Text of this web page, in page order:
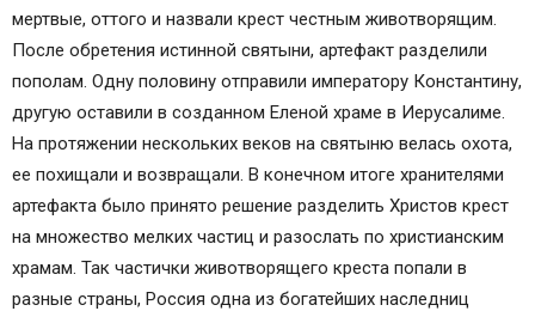
мертвые, оттого и назвали крест честным животворящим.
После обретения истинной святыни, артефакт разделили
пополам. Одну половину отправили императору Константину,
другую оставили в созданном Еленой храме в Иерусалиме.
На протяжении нескольких веков на святыню велась охота,
ее похищали и возвращали. В конечном итоге хранителями
артефакта было принято решение разделить Христов крест
на множество мелких частиц и разослать по христианским
храмам. Так частички животворящего креста попали в
разные страны, Россия одна из богатейших наследниц